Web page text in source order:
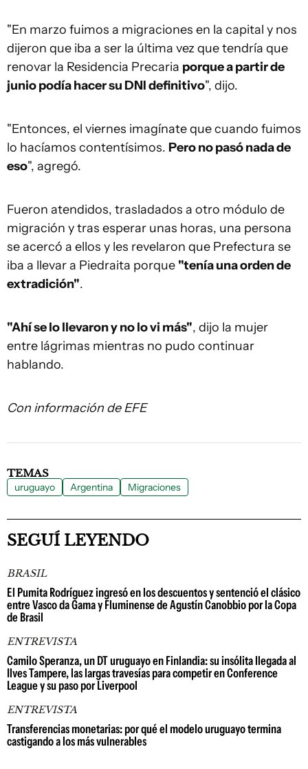
"En marzo fuimos a migraciones en la capital y nos
dijeron que iba a ser la última vez que tendría que
renovar la Residencia Precaria porque a partir de
junio podía hacer su DNI definitivo", dijo.
"Entonces, el viernes imagínate que cuando fuimos
lo hacíamos contentísimos. Pero no pasó nada de
eso", agregó.
Fueron atendidos, trasladados a otro módulo de
migración y tras esperar unas horas, una persona
se acercó a ellos y les revelaron que Prefectura se
iba a llevar a Piedraita porque "tenía una orden de
extradición".
"Ahí se lo llevaron y no lo vi más", dijo la mujer
entre lágrimas mientras no pudo continuar
hablando.
Con información de EFE
TEMAS
uruguayo Argentina Migraciones
SEGUÍ LEYENDO
BRASIL
El Pumita Rodríguez ingresó en los descuentos y sentenció el clásico
entre Vasco da Gama y Fluminense de Agustín Canobbio por la Copa
de Brasil
ENTREVISTA
Camilo Speranza, un DT uruguayo en Finlandia: su insólita llegada al
Ilves Tampere, las largas travesías para competir en Conference
League y su paso por Liverpool
ENTREVISTA
Transferencias monetarias: por qué el modelo uruguayo termina
castigando a los más vulnerables